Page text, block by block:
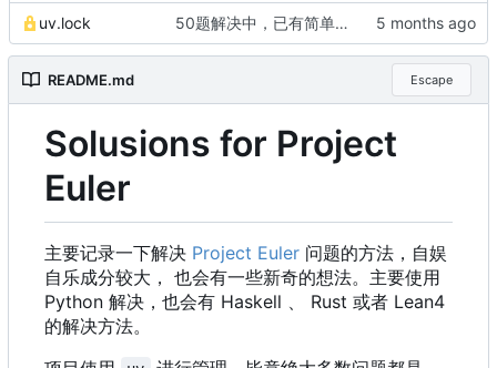
uv.lock 50题解决中，已有简单解法，在尝试更快的版本。
README.md Escape
Solusions for Project
Euler
主要记录一下解决 Project Euler 问题的方法，自娱
自乐成分较大， 也会有一些新奇的想法。主要使用
Python 解决，也会有 Haskell 、 Rust 或者 Lean4
的解决方法。